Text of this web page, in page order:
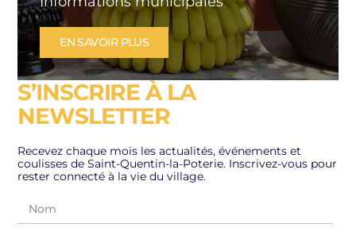
EN SAVOIR PLUS
S’INSCRIRE À LA
NEWSLETTER
Recevez chaque mois les actualités, événements et
coulisses de Saint-Quentin-la-Poterie. Inscrivez-vous pour
rester connecté à la vie du village.